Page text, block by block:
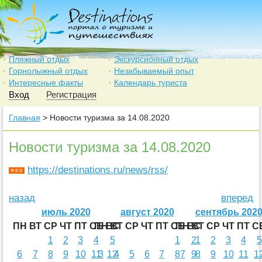
Пляжный отдых
Экскурсионный отдых
Горнолыжный отдых
Незабываемый опыт
Интересные факты
Календарь туриста
Вход Регистрация
Главная > Новости туризма за 14.08.2020
Новости туризма за 14.08.2020
https://destinations.ru/news/rss/
назад вперед
июль 2020
ПН ВТ СР ЧТ ПТ СБ ВС
1
2 3 4
5
6
7 8 9 10 11
12
август 2020
ПН ВТ СР ЧТ ПТ СБ ВС
1
2
3
4 5 6 7 8
9
сентябрь 2020
ПН ВТ СР ЧТ ПТ
1
2 3 4
5
7
8 9 10 11